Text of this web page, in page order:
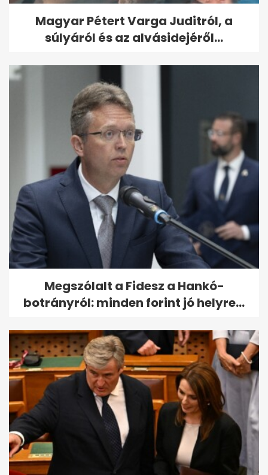
Magyar Pétert Varga Juditról, a
súlyáról és az alvásidejéről...
Megszólalt a Fidesz a Hankó-
botrányról: minden forint jó helyre...